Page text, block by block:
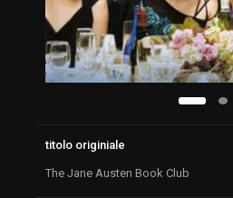
titolo originiale
The Jane Austen Book Club